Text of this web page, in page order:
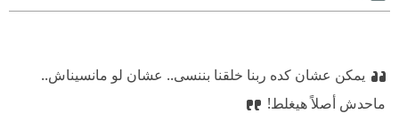
يمكن عشان كده ربنا خلقنا بننسى.. عشان لو مانسيناش..
ماحدش أصلاً هيغلط!